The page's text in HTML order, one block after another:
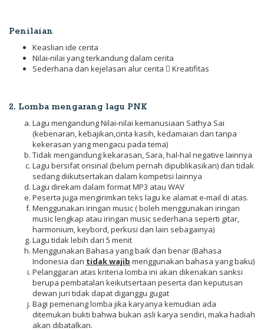
Penilaian
Keaslian ide cerita
Nilai-nilai yang terkandung dalam cerita
Sederhana dan kejelasan alur cerita  Kreatifitas
2. Lomba mengarang lagu PNK
Lagu mengandung Nilai-nilai kemanusiaan Sathya Sai
(kebenaran, kebajikan,cinta kasih, kedamaian dan tanpa
kekerasan yang mengacu pada tema)
Tidak mengandung kekarasan, Sara, hal-hal negative lainnya
Lagu bersifat orisinal (belum pernah dipublikasikan) dan tidak
sedang diikutsertakan dalam kompetisi lainnya
Lagu direkam dalam format MP3 atau WAV
Peserta juga mengirimkan teks lagu ke alamat e-mail di atas.
Menggunakan iringan music ( boleh menggunakan iringan
music lengkap atau iringan music sederhana seperti gitar,
harmonium, keybord, perkusi dan lain sebagainya)
Lagu tidak lebih dari 5 menit
Menggunakan Bahasa yang baik dan benar (Bahasa
Indonesia dan tidak wajib menggunakan bahasa yang baku)
Pelanggaran atas kriteria lomba ini akan dikenakan sanksi
berupa pembatalan keikutsertaan peserta dan keputusan
dewan juri tidak dapat diganggu gugat
Bagi pemenang lomba jika karyanya kemudian ada
ditemukan bukti bahwa bukan asli karya sendiri, maka hadiah
akan dibatalkan.